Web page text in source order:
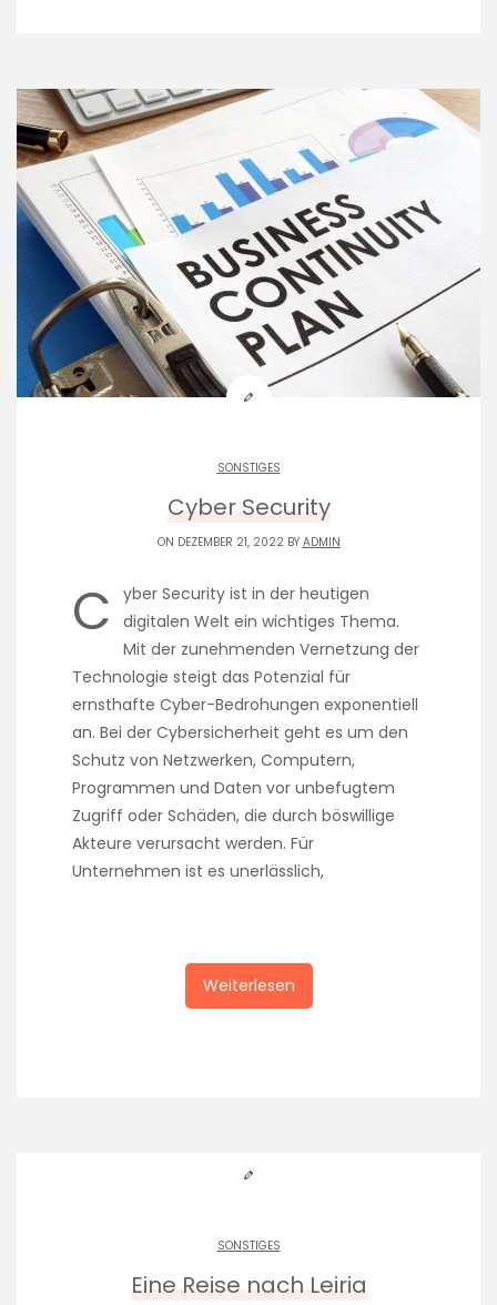
SONSTIGES
Cyber Security
ON DEZEMBER 21, 2022 BY ADMIN
C
yber Security ist in der heutigen
digitalen Welt ein wichtiges Thema.
Mit der zunehmenden Vernetzung der
Technologie steigt das Potenzial für
ernsthafte Cyber-Bedrohungen exponentiell
an. Bei der Cybersicherheit geht es um den
Schutz von Netzwerken, Computern,
Programmen und Daten vor unbefugtem
Zugriff oder Schäden, die durch böswillige
Akteure verursacht werden. Für
Unternehmen ist es unerlässlich,
Weiterlesen
SONSTIGES
Eine Reise nach Leiria